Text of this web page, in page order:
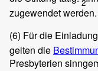
2
zugewendet werden.
(6) Für die
gelten die
Presbyterien